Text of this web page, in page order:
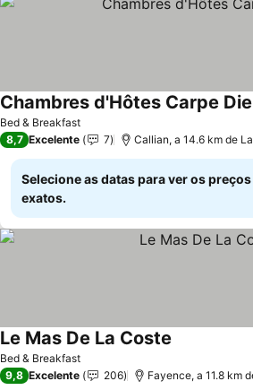
Bed & Breakfast
Chambres d'Hôtes Carpe
8,7 Excelente 7 Callian, a 14.6 km de
Selecione as datas para ver os preços
exatos.
Bed & Breakfast
Le Mas De La Coste
9,8 Excelente 206 Fayence, a 11.8 km